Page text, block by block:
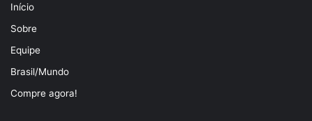
Início
Sobre
Equipe
Brasil/Mundo
Compre agora!